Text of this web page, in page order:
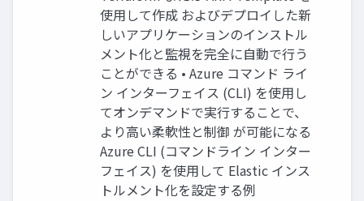
使⽤して作成 およびデプロイした新
しいアプリケーションのインストル
メント化と監視を完全に⾃動で⾏う
ことができる • Azure コマンド ライ
ン インターフェイス (CLI) を使⽤し
てオンデマンドで実⾏することで、
より⾼い柔軟性と制御 が可能になる
Azure CLI (コマンドライン インター
フェイス) を使⽤して Elastic インス
トルメント化を設定する例